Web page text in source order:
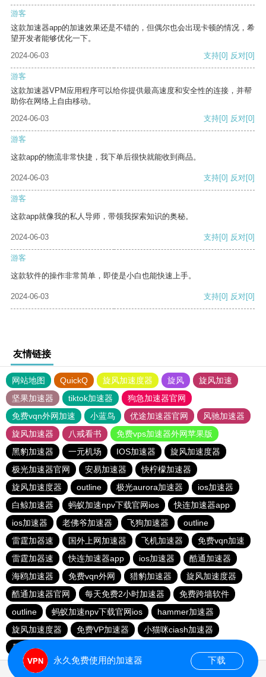
游客
这款加速器app的加速效果还是不错的，但偶尔也会出现卡顿的情况，希
望开发者能够优化一下。
2024-06-03
支持[0] 反对[0]
游客
这款加速器VPM应用程序可以给你提供最高速度和安全性的连接，并帮
助你在网络上自由移动。
2024-06-03
支持[0] 反对[0]
游客
这款app的物流非常快捷，我下单后很快就能收到商品。
2024-06-03 支持[0] 反对[0]
游客
这款app就像我的私人导师，带领我探索知识的奥秘。
2024-06-03 支持[0] 反对[0]
游客
这款软件的操作非常简单，即使是小白也能快速上手。
2024-06-03 支持[0] 反对[0]
友情链接
网站地图 QuickQ 旋风加速度器 旋风
旋风加速
坚果加速器
tiktok加速器
狗急加速器官网
免费vqn外网加速
小蓝鸟 优途加速器官网
风驰加速器
旋风加速器
八戒看书
免费vps加速器外网苹果版
黑豹加速器
一元机场 IOS加速器
旋风加速度器
极光加速器官网
安易加速器
快柠檬加速器
旋风加速度器
outline 极光aurora加速器
ios加速器
白鲸加速器
蚂蚁加速npv下载官网ios
快连加速器app
ios加速器
老佛爷加速器 飞狗加速器
outline
雷霆加器速
国外上网加速器 飞机加速器
免费vqn加速
雷霆加器速
快连加速器app ios加速器
酷通加速器
海鸥加速器
免费vqn外网 猎豹加速器
旋风加速度器
酷通加速器官网
每天免费2小时加速器
免费跨墙软件
outline
蚂蚁加速npv下载官网ios
hammer加速器
旋风加速度器
免费VP加速器
小猫咪ciash加速器
暴雪加速器vp
永久免费使用的加速器 下载